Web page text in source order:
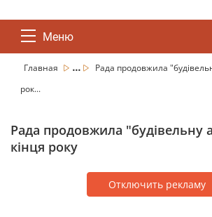
Меню
Главная ...
Рада продовжила
рок...
Рада продовжила "будівельну
кінця року
Отключить рекламу